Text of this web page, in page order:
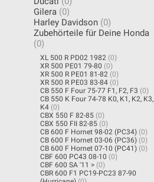
Gilera (0)
Harley Davidson (0)
Zubehörteile für Deine Honda
(0)
XL 500 R PD02 1982 (0)
XR 500 PE01 79-80 (0)
XR 500 R PE01 81-82 (0)
XR 500 R PE03 83-84 (0)
CB 550 F Four 75-77 F1, F2, F3 (0)
CB 550 K Four 74-78 K0, K1, K2, K3,
K4 (0)
CBX 550 F 82-85 (0)
CBX 550 FII 82-85 (0)
CB 600 F Hornet 98-02 (PC34) (0)
CB 600 F Hornet 03-06 (PC36) (0)
CB 600 F Hornet 07-10 (PC41) (0)
CBF 600 PC43 08-10 (0)
CBF 600 SA '11 > (0)
CBR 600 F1 PC19-PC23 87-90